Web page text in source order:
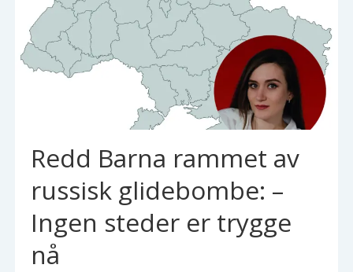
Redd Barna rammet av
russisk glidebombe: –
Ingen steder er trygge
nå